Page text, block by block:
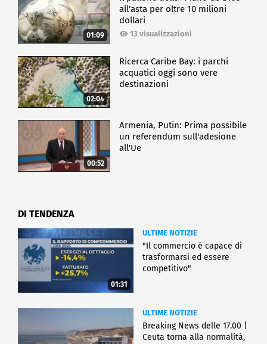
01:09
all'asta per oltre 10 milioni
dollari
13 visualizzazioni
02:04
Ricerca Caribe Bay: i parchi
acquatici oggi sono vere
destinazioni
00:52
Armenia, Putin: Prima possibile
un referendum sull'adesione
all'Ue
DI TENDENZA
01:31
ULTIME NOTIZIE
"Il commercio è capace di
trasformarsi ed essere
competitivo"
ULTIME NOTIZIE
Breaking News delle 17.00 |
Ceuta torna alla normalità,